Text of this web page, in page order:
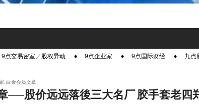
9点交易密室／股权异动 9点企业家 9点国际财经 九点
白金会员文章
──股价远远落後三大名厂 胶手套老四